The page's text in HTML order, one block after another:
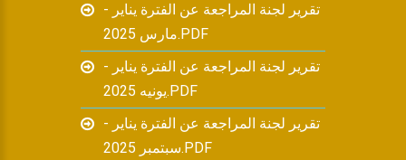
تقرير لجنة المراجعة عن الفترة يناير -
مارس 2025.PDF
تقرير لجنة المراجعة عن الفترة يناير -
يونيه 2025.PDF
تقرير لجنة المراجعة عن الفترة يناير -
سبتمبر 2025.PDF